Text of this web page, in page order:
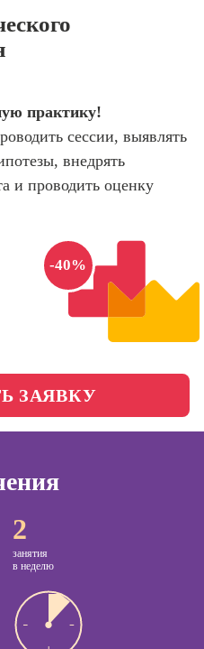
сайтов)
Профессия
Интернет-
маркетингу в
социальных
сетях (SMM-
менеджер)
практику!
сессии, выявлять
внедрять
и проводить оценку
-40%
ЗАЯВКУ
2
занятия
в неделю